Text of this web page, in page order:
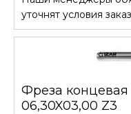
уточнят условия
Фреза концевая
06,30X03,00 Z3